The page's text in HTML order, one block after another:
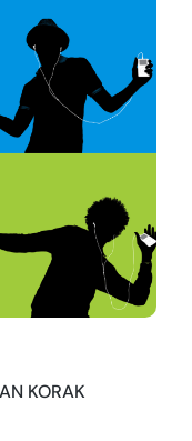
KORAK